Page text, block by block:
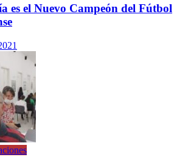
es el Nuevo Campeón del Fútbol